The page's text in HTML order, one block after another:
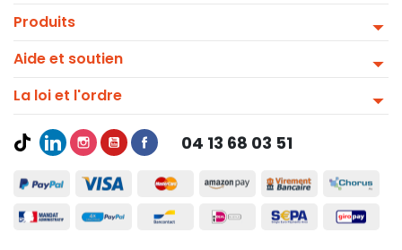
Produits
Aide et soutien
La loi et l'ordre
04 13 68 03 51